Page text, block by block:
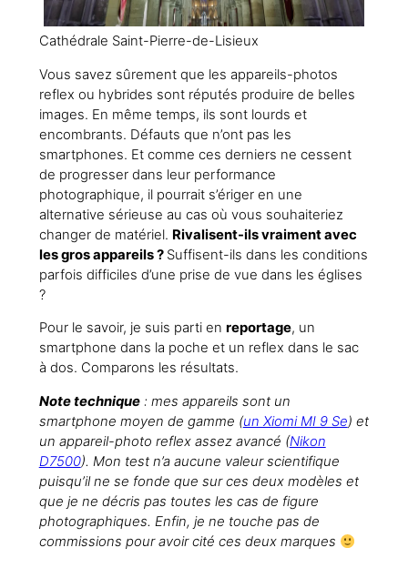
Cathédrale Saint-Pierre-de-Lisieux
Vous savez sûrement que les appareils-photos
reflex ou hybrides sont réputés produire de belles
images. En même temps, ils sont lourds et
encombrants. Défauts que n’ont pas les
smartphones. Et comme ces derniers ne cessent
de progresser dans leur performance
photographique, il pourrait s’ériger en une
alternative sérieuse au cas où vous souhaiteriez
changer de matériel. Rivalisent-ils vraiment avec
les gros appareils ? Suffisent-ils dans les conditions
parfois difficiles d’une prise de vue dans les églises
?
Pour le savoir, je suis parti en reportage, un
smartphone dans la poche et un reflex dans le sac
à dos. Comparons les résultats.
Note technique: mes appareils sont un
smartphone moyen de gamme (un Xiomi MI 9 Se) et
un appareil-photo reflex assez avancé (Nikon
D7500). Mon test n’a aucune valeur scientifique
puisqu’il ne se fonde que sur ces deux modèles et
que je ne décris pas toutes les cas de figure
photographiques. Enfin, je ne touche pas de
commissions pour avoir cité ces deux marques